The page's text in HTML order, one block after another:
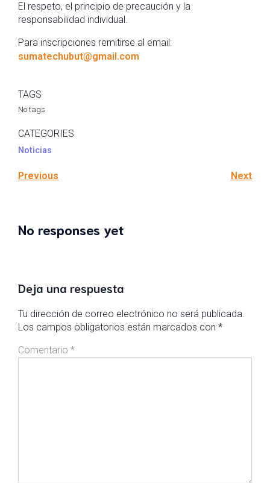
El respeto, el principio de precaución y la
responsabilidad individual.
Para inscripciones remitirse al email:
sumatechubut@gmail.com
TAGS
No tags
CATEGORIES
Noticias
Previous Next
No responses yet
Deja una respuesta
Tu dirección de correo electrónico no será publicada.
Los campos obligatorios están marcados con *
Comentario *